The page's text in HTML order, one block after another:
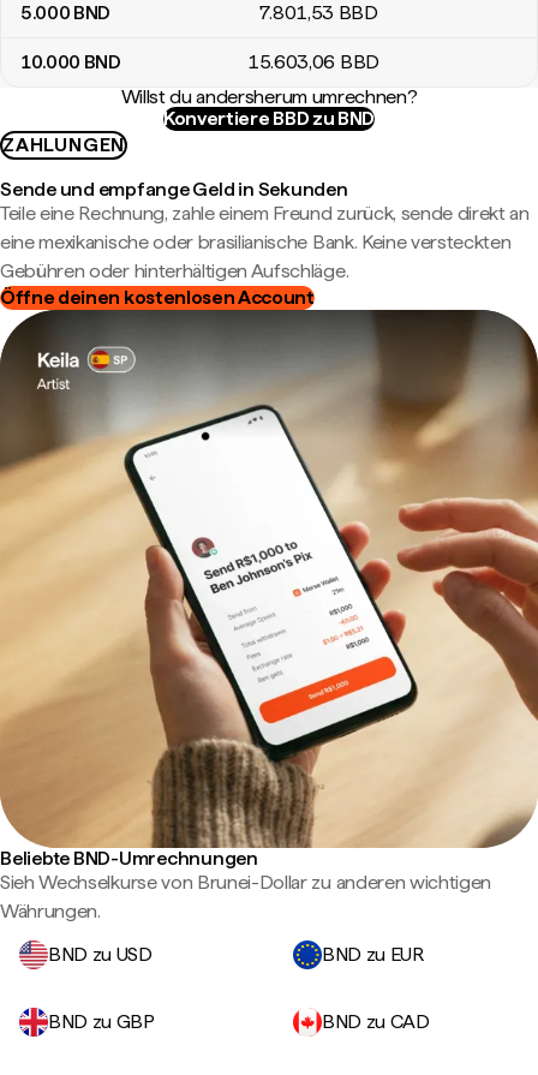
5.000 BND 7.801,53 BBD
10.000 BND 15.603,06 BBD
Willst du andersherum umrechnen?
Konvertiere BBD zu BND
ZAHLUNGEN
Sende und empfange Geld in Sekunden
Teile eine Rechnung, zahle einem Freund zurück, sende direkt an
eine mexikanische oder brasilianische Bank. Keine versteckten
Gebühren oder hinterhältigen Aufschläge.
Öffne deinen kostenlosen Account
Beliebte BND-Umrechnungen
Sieh Wechselkurse von Brunei-Dollar zu anderen wichtigen
Währungen.
BND zu USD
BND zu EUR
BND zu GBP BND zu CAD